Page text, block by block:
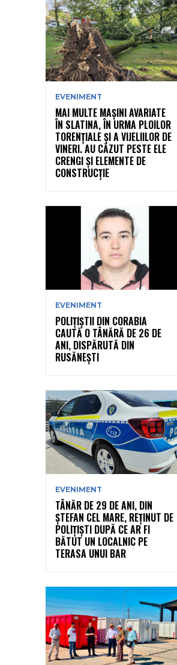
EVENIMENT
MAI MULTE MAȘINI AVARIATE
ÎN SLATINA, ÎN URMA PLOILOR
TORENȚIALE ȘI A VIJELIILOR DE
VINERI. AU CĂZUT PESTE ELE
CRENGI ȘI ELEMENTE DE
CONSTRUCȚIE
EVENIMENT
POLIȚIȘTII DIN CORABIA
CAUTĂ O TÂNĂRĂ DE 26 DE
ANI, DISPĂRUTĂ DIN
RUSĂNEȘTI
EVENIMENT
TÂNĂR DE 29 DE ANI, DIN
ȘTEFAN CEL MARE, REȚINUT DE
POLIȚIȘTI DUPĂ CE AR FI
BĂTUT UN LOCALNIC PE
TERASA UNUI BAR